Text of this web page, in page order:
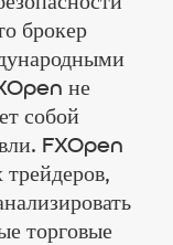
брокер
не
собой
FXOpen
торговые